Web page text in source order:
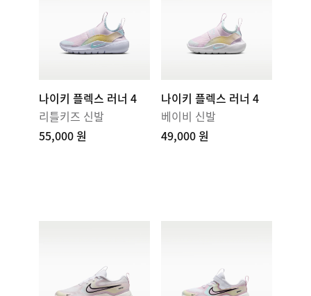
나이키 플렉스 러너 4
리틀키즈 신발
55,000 원
나이키 플렉스 러너 4
베이비 신발
49,000 원